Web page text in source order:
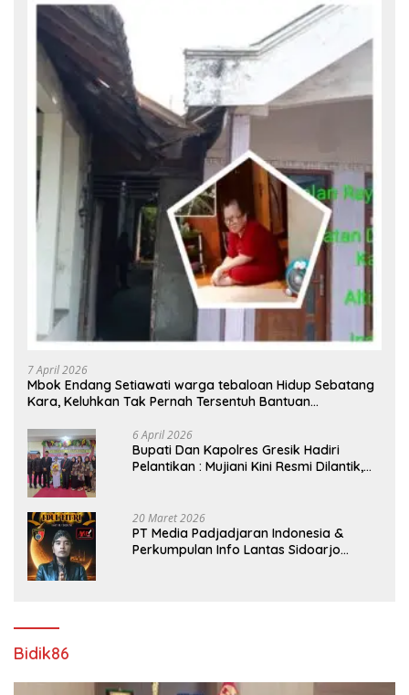
7 April 2026
Mbok Endang Setiawati warga tebaloan Hidup Sebatang
Kara, Keluhkan Tak Pernah Tersentuh Bantuan
6 April 2026
​Bupati Dan Kapolres Gresik Hadiri
Pelantikan : Mujiani Kini Resmi Dilantik,
20 Maret 2026
PT Media Padjadjaran Indonesia &
Perkumpulan Info Lantas Sidoarjo
Bidik86